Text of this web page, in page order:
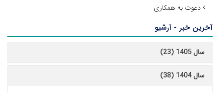
دعوت به همکاری
آخرین خبر - آرشیو
سال 1405 (23)
سال 1404 (38)